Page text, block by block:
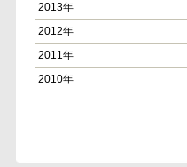
2013年
2012年
2011年
2010年